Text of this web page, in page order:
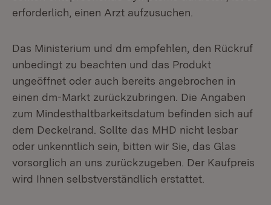
erforderlich, einen Arzt aufzusuchen.
Das Ministerium und dm empfehlen, den Rückruf
unbedingt zu beachten und das Produkt
ungeöffnet oder auch bereits angebrochen in
einen dm-Markt zurückzubringen. Die Angaben
zum Mindesthaltbarkeitsdatum befinden sich auf
dem Deckelrand. Sollte das MHD nicht lesbar
oder unkenntlich sein, bitten wir Sie, das Glas
vorsorglich an uns zurückzugeben. Der Kaufpreis
wird Ihnen selbstverständlich erstattet.